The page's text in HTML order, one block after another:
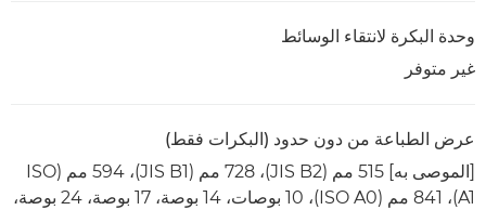
وحدة البكرة لانتقاء الوسائط
غير متوفر
عرض الطباعة من دون حدود (البكرات فقط)
[الموصى به] 515 مم (JIS B2)،‏ 728 مم (JIS B1)،‏ 594 مم (ISO
A1)،‏ 841 مم (ISO A0)،‏ 10 بوصات، 14 بوصة، 17 بوصة، 24 بوصة،